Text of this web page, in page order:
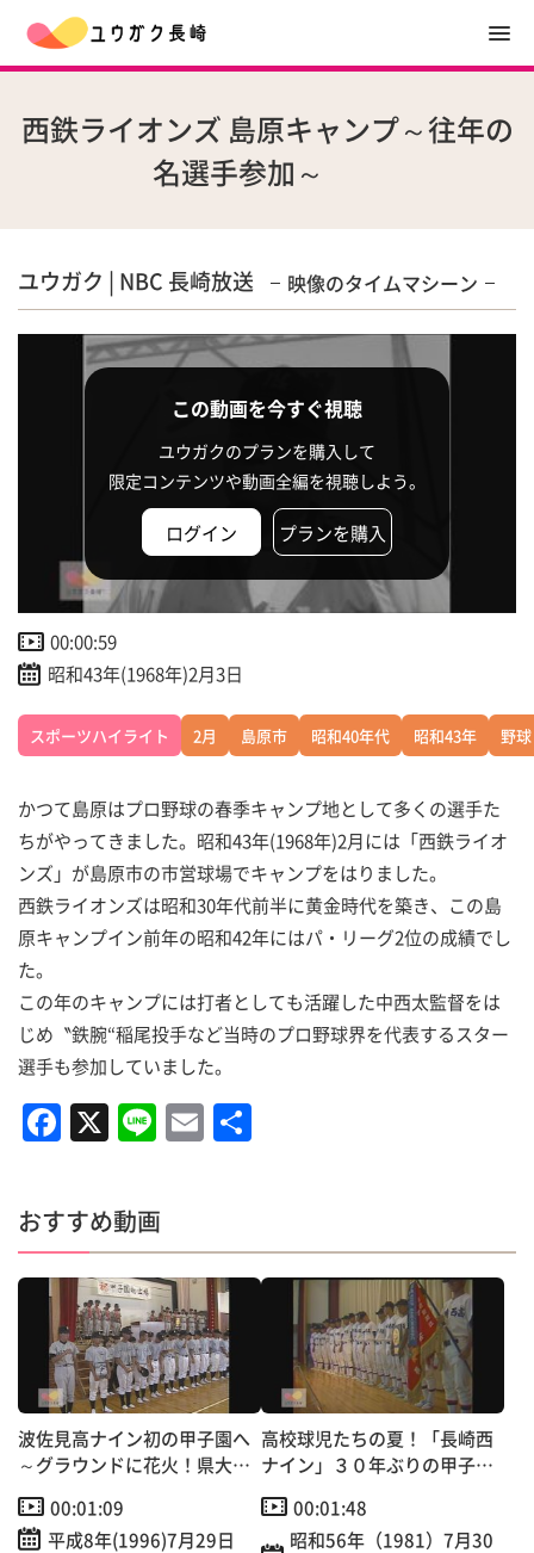
西鉄ライオンズ 島原キャンプ～往年の
名選手参加～
ユウガク | NBC 長崎放送 映像のタイムマシーン
この動画を今すぐ視聴
ユウガクのプランを購入して
限定コンテンツや動画全編を視聴しよう。
ログイン プランを購入
00:00:59
昭和43年(1968年)2月3日
スポーツハイライト 2月 島原市 昭和40年代 昭和43年 野球
かつて島原はプロ野球の春季キャンプ地として多くの選手た
ちがやってきました。昭和43年(1968年)2月には「西鉄ライオ
ンズ」が島原市の市営球場でキャンプをはりました。
西鉄ライオンズは昭和30年代前半に黄金時代を築き、この島
原キャンプイン前年の昭和42年にはパ・リーグ2位の成績でし
た。
この年のキャンプには打者としても活躍した中西太監督をは
じめ〝鉄腕“稲尾投手など当時のプロ野球界を代表するスター
選手も参加していました。
F
a
c
e
b
o
o
k
X Li
n
e
E
m
l
おすすめ動画
波佐見高ナイン初の甲子園へ
～グラウンドに花火！県大会
00:01:09
平成8年(1996)7月29日
高校球児たちの夏！「長崎西
ナイン」３０年ぶりの甲子園
00:01:48
昭和56年（1981）7月30